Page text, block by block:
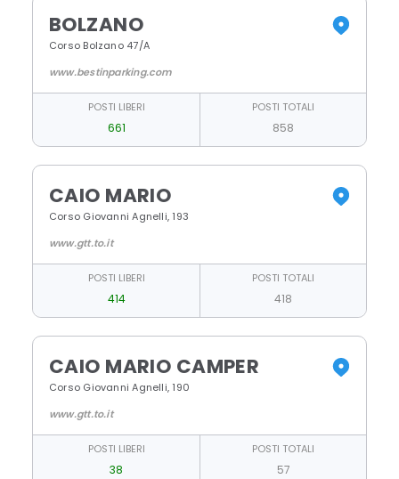
BOLZANO
Corso Bolzano 47/A
www.bestinparking.com
POSTI LIBERI
661
POSTI TOTALI
858
CAIO MARIO
Corso Giovanni Agnelli, 193
www.gtt.to.it
POSTI LIBERI
414
POSTI TOTALI
418
CAIO MARIO CAMPER
Corso Giovanni Agnelli, 190
www.gtt.to.it
POSTI LIBERI
38
POSTI TOTALI
57